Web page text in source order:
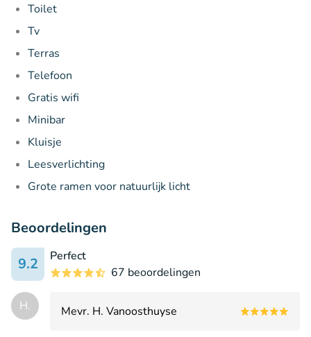
Toilet
Tv
Terras
Telefoon
Gratis wifi
Minibar
Kluisje
Leesverlichting
Grote ramen voor natuurlijk licht
Beoordelingen
9.2
Perfect
67 beoordelingen
H. Mevr. H. Vanoosthuyse